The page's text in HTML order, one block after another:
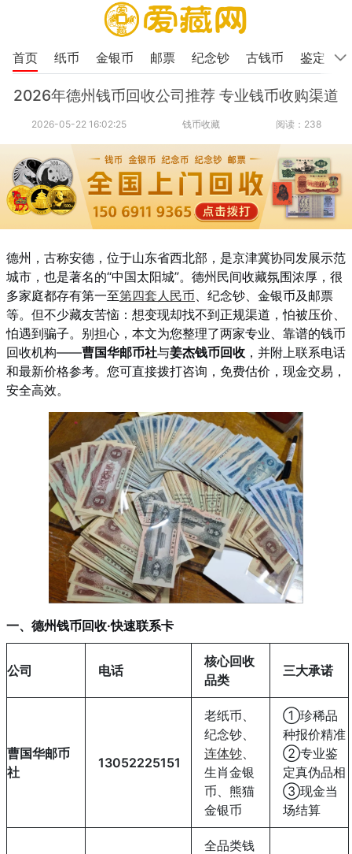
首页 纸币 金银币 邮票 纪念钞 古钱币 鉴定
2026年德州钱币回收公司推荐 专业钱币收购渠道
2026-05-22 16:02:25 钱币收藏 阅读：238
德州，古称安德，位于山东省西北部，是京津冀协同发展示范
城市，也是著名的“中国太阳城”。德州民间收藏氛围浓厚，很
多家庭都存有第一至第四套人民币 、纪念钞、金银币及邮票
等。但不少藏友苦恼：想变现却找不到正规渠道，怕被压价、
怕遇到骗子。别担心，本文为您整理了两家专业、靠谱的钱币
回收机构——曹国华邮币社与姜杰钱币回收 ，并附上联系电话
和最新价格参考。您可直接拨打咨询，免费估价，现金交易，
安全高效。
一、德州钱币回收·快速联系卡
公司 电话
核心回收
品类
三大承诺
曹国华邮币
社
13052225151
老纸币、
纪念钞、
连体钞
生肖金银
币、熊猫
金银币
①珍稀品
种报价精准
②专业鉴
定真伪品相
③现金当
场结算
全品类钱